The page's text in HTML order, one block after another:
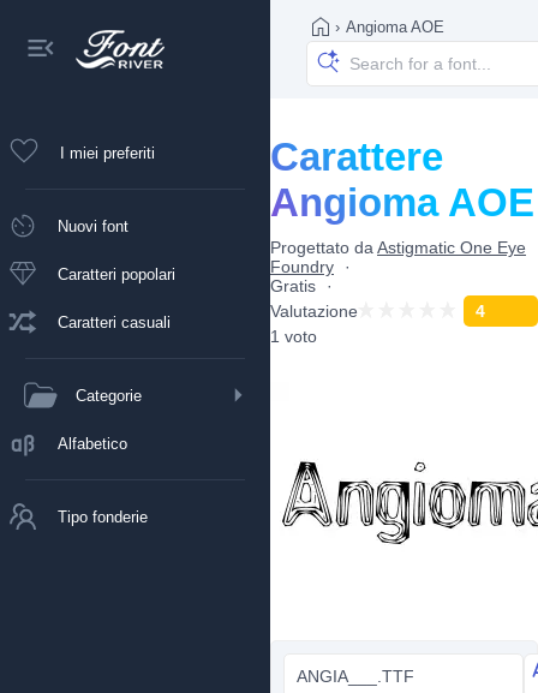
I miei preferiti
Nuovi font
Caratteri popolari
Caratteri casuali
Categorie
Alfabetico
Tipo fonderie
› Angioma AOE
Carattere
Angioma AOE
Progettato da Astigmatic One Eye
Foundry
Gratis
Valutazione
4
1 voto
ANGIA___.TTF